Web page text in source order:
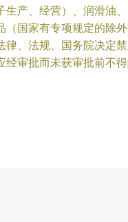
产、经营）、润滑油
国家有专项规定的除
、法规、国务院决定
经审批而未获审批前不